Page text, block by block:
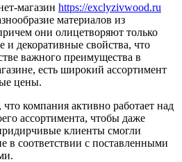
магазин https://exclyzivwood.ru
материалов из
они олицетворяют только
декоративные свойства, что
важного преимущества в
есть широкий ассортимент
цены.
компания активно работает над
ассортимента, чтобы даже
клиенты смогли
в соответствии с поставленными